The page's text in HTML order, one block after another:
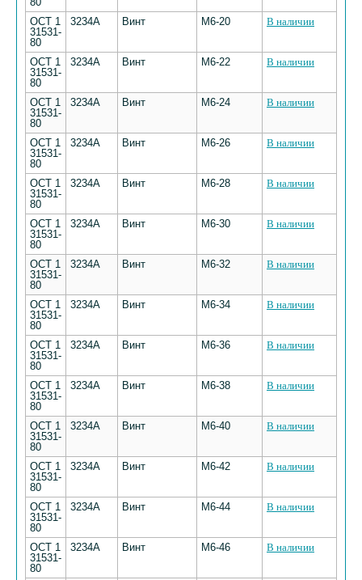
ОСТ 1
31531-
80
3234А Винт М6-20 В наличии
ОСТ 1
31531-
80
3234А Винт М6-22 В наличии
ОСТ 1
31531-
80
3234А Винт М6-24 В наличии
ОСТ 1
31531-
80
3234А Винт М6-26 В наличии
ОСТ 1
31531-
80
3234А Винт М6-28 В наличии
ОСТ 1
31531-
80
3234А Винт М6-30 В наличии
ОСТ 1
31531-
80
3234А Винт М6-32 В наличии
ОСТ 1
31531-
80
3234А Винт М6-34 В наличии
ОСТ 1
31531-
80
3234А Винт М6-36 В наличии
ОСТ 1
31531-
80
3234А Винт М6-38 В наличии
ОСТ 1
31531-
80
3234А Винт М6-40 В наличии
ОСТ 1
31531-
80
3234А Винт М6-42 В наличии
ОСТ 1
31531-
80
3234А Винт М6-44 В наличии
ОСТ 1
31531-
80
3234А Винт М6-46 В наличии